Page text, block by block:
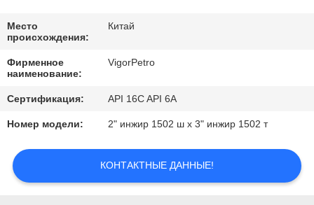
КАЧЕСТВА
КОНТАКТНЫЕ
ДАННЫЕ
ЗАПРОС
Место
происхождения:
Китай
Фирменное
наименование:
VigorPetro
Сертификация: API 16C API 6A
Номер модели: 2" инжир 1502 ш x 3" инжир 1502 т
КОНТАКТНЫЕ ДАННЫЕ!